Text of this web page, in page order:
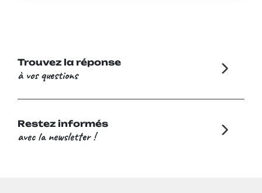
Trouvez la réponse
à vos questions
Restez informés
avec la newsletter !